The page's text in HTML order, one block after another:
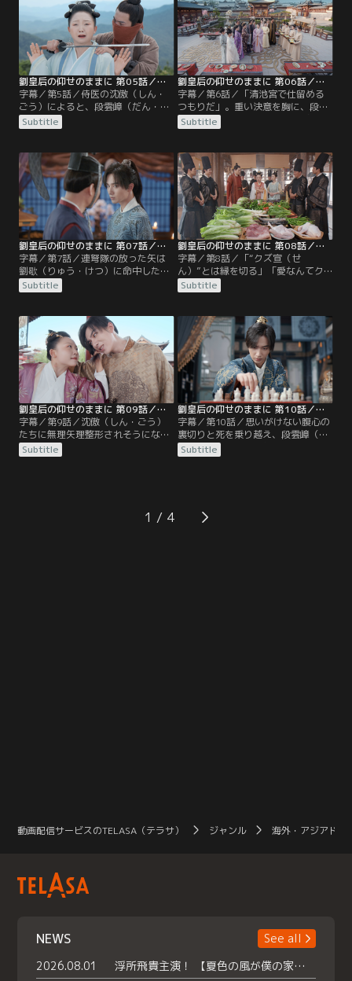
事件を金鳳は起こしてしまう。地震
の発生を知らせる大きな鐘・震鐘
（しんしょう）を、間違って鳴らし
てしまったのだ。宮中はたちまち大
混乱に。
る。「宣（せん）様をいじめない
で」。緊迫した雰囲気が広がる太和
殿に響く劉金鳳（りゅう・きんぽ
う）の声。
劉皇后の仰せのままに 第05話／字幕
字幕／第5話／侍医の沈傲（しん・
ごう）によると、段雲嶂（だん・う
んしょう）は喘息を患っているとい
う。劉金鳳（りゅう・きんぽう）は
受けたが、それは量を間違えると死
に至る、いささか物騒な代物だっ
た。翌日、金鳳は雲嶂のために汁物
を作ることに。
Subtitle
劉皇后の仰せのままに 第06話／字幕
字幕／第6話／「清池宮で仕留める
つもりだ」。重い決意を胸に、段雲
嶂（だん・うんしょう）は告げた。
密かに連弩を作り、決死隊も組織し
排除する準備は、着々と整いつつあ
った。一方、劉金鳳（りゅう・きん
ぽう）は謝親宴（しゃしんえん）の
準備に追われていた。
Subtitle
劉皇后の仰せのままに 第07話／字幕
字幕／第7話／連弩隊の放った矢は
劉歇（りゅう・けつ）に命中したも
のの、痛手を負わせることはできな
かった。段雲嶂（だん・うんしょ
撃は全てかわされてしまう。援軍の
粛静唐（しゅく・せいとう）たちも
歯が立たず、劉歇暗殺計画はあえな
く崩れ去ったのだった。そこへ、温
泉を楽しみにやってきた劉金鳳（り
ゅう・きんぽう）たちが。
Subtitle
劉皇后の仰せのままに 第08話／字幕
字幕／第8話／「“クズ宣（せ
ん）”とは縁を切る」「愛なんてク
ソくらえだ」。劉金鳳（りゅう・き
んぽう）は荒れていた。段雲嶂（だ
の緒が切れたのだ。一方の雲嶂も、
金鳳の皇宮追放を命じる。それは、
これから始まる劉歇（りゅう・け
つ）との死闘に彼女を巻き込みたく
ないという、雲嶂の優しさだった。
Subtitle
劉皇后の仰せのままに 第09話／字幕
字幕／第9話／沈傲（しん・ごう）
たちに無理矢理整形されそうになっ
た劉金鳳（りゅう・きんぽう）だっ
たが、持ち前の怪力で脱出し、事な
追いかけまわし、髪を引っ張り合う
大ゲンカをした末に、皇宮を出てい
Subtitle
劉皇后の仰せのままに 第10話／字幕
字幕／第10話／思いがけない腹心の
裏切りと死を乗り越え、段雲嶂（だ
ん・うんしょう）は親政を実現すべ
く、新たな策を講じる。それは宿敵
たと疑われた劉金鳳（りゅう・きん
ぽう）は冷宮送りに。しかし、井戸
Subtitle
1
動画配信サービスのTELASA（テラサ） ジャンル 海外・アジアドラ
NEWS
See all
2026.08.01
浮所飛貴主演！ 【夏色の風が僕の家にやってきた】 本日よりテラサで独占配信スタート！